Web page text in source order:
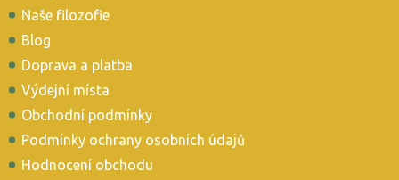
Naše filozofie
Blog
Doprava a platba
Výdejní místa
Obchodní podmínky
Podmínky ochrany osobních údajů
Hodnocení obchodu